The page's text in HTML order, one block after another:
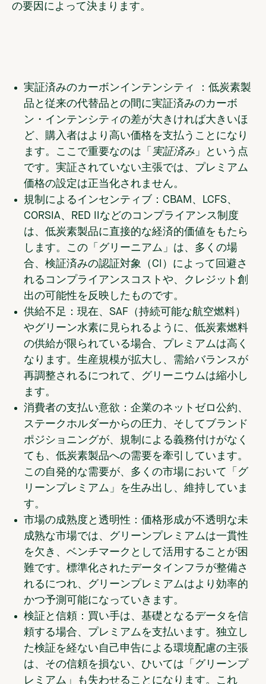
の要因によって決まります。
実証済みのカーボンインテンシティ ： 低炭素製
品と従来の代替品との間に実証済みのカーボ
ン・インテンシティの差が大きければ大きいほ
ど、購入者はより高い価格を支払うことになり
ます。ここで重要なのは「 実証済み 」という点
です。 実証されていない主張では、プレミアム
価格の設定は正当化されません。
規制によるインセンティブ： CBAM、LCFS、
CORSIA、RED IIなどのコンプライアンス制度
は、低炭素製品に直接的な経済的価値をもたら
します。この「グリーニアム」は、多くの場
合、検証済みの認証対象（CI）によって回避さ
れるコンプライアンスコストや、クレジット創
出の可能性を反映したものです。
供給不足： 現在、SAF（持続可能な航空燃料）
やグリーン水素に見られるように、低炭素燃料
の供給が限られている場合、プレミアムは高く
なります。生産規模が拡大し、需給バランスが
再調整されるにつれて、グリーニウムは縮小し
ます。
消費者の支払い意欲： 企業のネットゼロ公約、
ステークホルダーからの圧力、そしてブランド
ポジショニングが、規制による義務付けがなく
ても、低炭素製品への需要を牽引しています。
この自発的な需要が、多くの市場において「グ
リーンプレミアム」を生み出し、維持していま
す。
市場の成熟度と透明性： 価格形成が不透明な未
成熟な市場では、グリーンプレミアムは一貫性
を欠き、ベンチマークとして活用することが困
難です。標準化されたデータインフラが整備さ
れるにつれ、グリーンプレミアムはより効率的
かつ予測可能になっていきます。
検証と信頼： 買い手は、基礎となるデータを信
頼する場合、プレミアムを支払います。独立し
た検証を経ない自己申告による環境配慮の主張
は、その信頼を損ない、ひいては「グリーンプ
レミアム」も失わせることになります。これ